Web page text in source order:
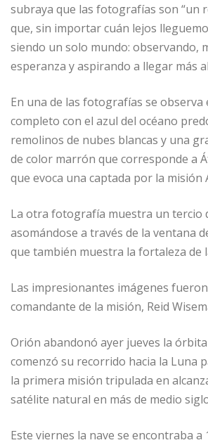
subraya que las fotografías son “un
que, sin importar cuán lejos
siendo un solo mundo: observando,
esperanza y aspirando a llegar más
En una de las fotografías se observa
completo con el azul del océano
remolinos de nubes blancas y una
de color marrón que corresponde a
que evoca una captada por la misión
La otra fotografía muestra un tercio
asomándose a través de la ventana
que también muestra la fortaleza de
Las impresionantes imágenes
comandante de la misión, Reid
Orión abandonó ayer jueves la
comenzó su recorrido hacia la Luna
la primera misión tripulada en
satélite natural en más de medio
Este viernes la nave se encontraba a